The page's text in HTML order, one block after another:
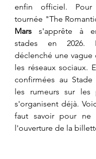
enfin officiel. Pour
tournée "The
Mars s'apprête à
stades en 2026.
déclenché une vague
les réseaux sociaux.
confirmées au
les rumeurs sur les
s'organisent déjà.
faut savoir pour ne
l'ouverture de la